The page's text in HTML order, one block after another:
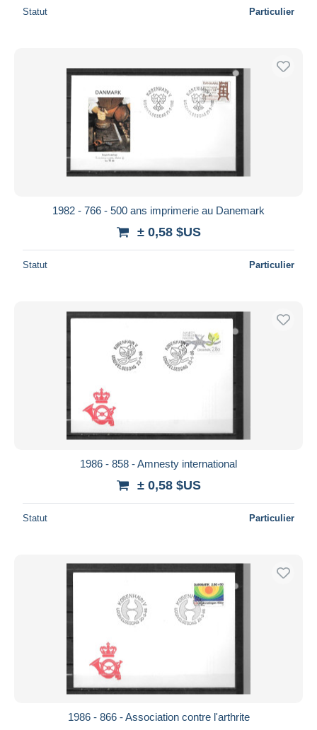
Statut Particulier
1982 - 766 - 500 ans imprimerie au Danemark
± 0,58 $US
Statut Particulier
1986 - 858 - Amnesty international
± 0,58 $US
Statut Particulier
1986 - 866 - Association contre l'arthrite